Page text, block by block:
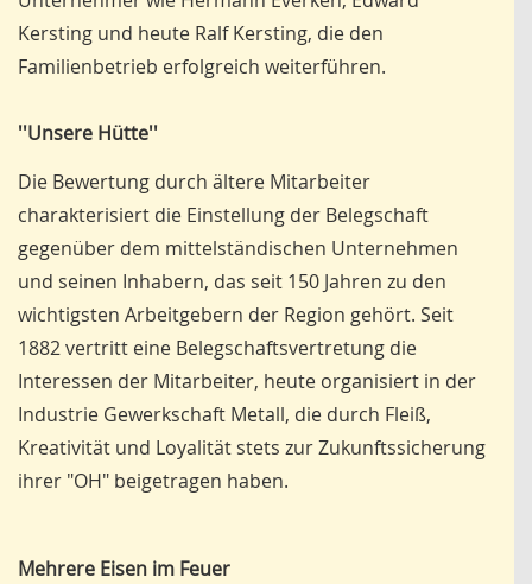
Kersting und heute Ralf Kersting, die den
Familienbetrieb erfolgreich weiterführen.
''Unsere Hütte''
Die Bewertung durch ältere Mitarbeiter
charakterisiert die Einstellung der Belegschaft
gegenüber dem mittelständischen Unternehmen
und seinen Inhabern, das seit 150 Jahren zu den
wichtigsten Arbeitgebern der Region gehört. Seit
1882 vertritt eine Belegschaftsvertretung die
Interessen der Mitarbeiter, heute organisiert in der
Industrie Gewerkschaft Metall, die durch Fleiß,
Kreativität und Loyalität stets zur Zukunftssicherung
ihrer "OH" beigetragen haben.
Mehrere Eisen im Feuer